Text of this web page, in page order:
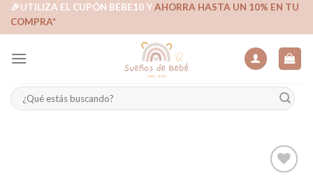
Skip🎉UTILIZA EL CUPÓN BEBE10 YAHORRA HASTA UN 10% EN TU
COMPRA*
Buscar
por: